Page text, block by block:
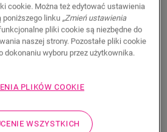
WYSZUKAJ
na kable z tyłu. Listwę
zamontować za pomocą
cookie. Można też edytować ustawienia
poniższego linku „Zmień ustawienia
pliki cookie są niezbędne do
naszej strony. Pozostałe pliki cookie
dokonaniu wyboru przez użytkownika.
PLIKÓW COOKIE
WSZYSTKICH